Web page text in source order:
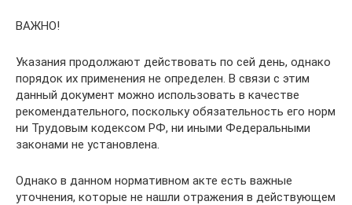
ВАЖНО!
Указания продолжают действовать по сей день, однако
порядок их применения не определен. В связи с этим
данный документ можно использовать в качестве
рекомендательного, поскольку обязательность его норм
ни Трудовым кодексом РФ, ни иными Федеральными
законами не установлена.
Однако в данном нормативном акте есть важные
уточнения, которые не нашли отражения в действующем